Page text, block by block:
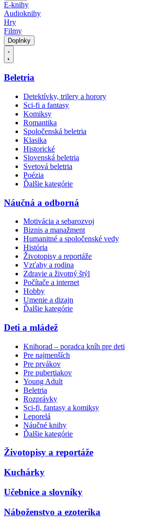
E-knihy
Audioknihy
Hry
Filmy
Doplnky
Beletria
Detektívky, trilery a horory
Sci-fi a fantasy
Komiksy
Romantika
Spoločenská beletria
Klasika
Historické
Slovenská beletria
Svetová beletria
Poézia
Ďalšie kategórie
Náučná a odborná
Motivácia a sebarozvoj
Biznis a manažment
Humanitné a spoločenské vedy
História
Životopisy a reportáže
Vzťahy a rodina
Zdravie a životný štýl
Počítače a internet
Hobby
Umenie a dizajn
Ďalšie kategórie
Deti a mládež
Knihorad – poradca kníh pre deti
Pre najmenších
Pre prvákov
Pre pubertiakov
Young Adult
Beletria
Rozprávky
Sci-fi, fantasy a komiksy
Leporelá
Náučné knihy
Ďalšie kategórie
Životopisy a reportáže
Kuchárky
Učebnice a slovníky
Náboženstvo a ezoterika